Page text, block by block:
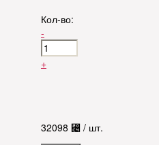
Кол-во:
-
+
32098 ⃄ / шт.